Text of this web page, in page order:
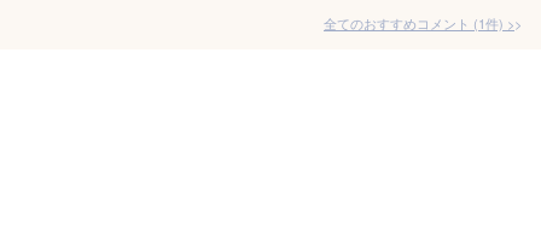
全てのおすすめコメント (1件) >